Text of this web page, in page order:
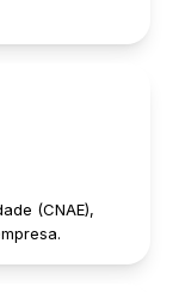
(CNAE),